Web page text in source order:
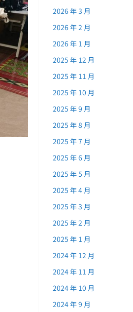
2026 年 3 月
2026 年 2 月
2026 年 1 月
2025 年 12 月
2025 年 11 月
2025 年 10 月
2025 年 9 月
2025 年 8 月
2025 年 7 月
2025 年 6 月
2025 年 5 月
2025 年 4 月
2025 年 3 月
2025 年 2 月
2025 年 1 月
2024 年 12 月
2024 年 11 月
2024 年 10 月
2024 年 9 月